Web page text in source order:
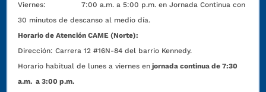
Viernes: 7:00 a.m. a 5:00 p.m. en Jornada Continua con
30 minutos de descanso al medio día.
Horario de Atención CAME (Norte):
Dirección:Carrera 12 #16N-84 del barrio Kennedy.
Horario habitual de lunes a viernes en jornada continua de 7:30
a.m. a 3:00 p.m.